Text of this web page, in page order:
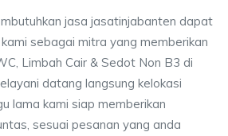
jasa jasatinjabanten dapat
sebagai mitra yang memberikan
Limbah Cair & Sedot Non B3 di
datang langsung kelokasi
lama kami siap memberikan
sesuai pesanan yang anda